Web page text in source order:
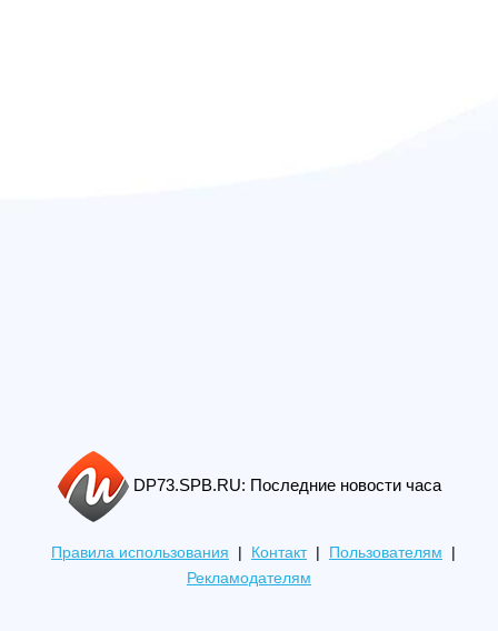
DP73.SPB.RU: Последние новости часа
Правила использования | Контакт| Пользователям |
Рекламодателям